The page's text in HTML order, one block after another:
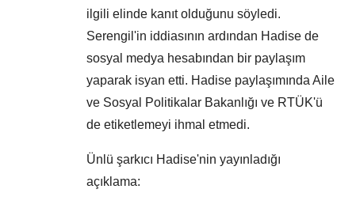
ilgili elinde kanıt olduğunu söyledi.
Serengil'in iddiasının ardından Hadise de
sosyal medya hesabından bir paylaşım
yaparak isyan etti. Hadise paylaşımında Aile
ve Sosyal Politikalar Bakanlığı ve RTÜK'ü
de etiketlemeyi ihmal etmedi.
Ünlü şarkıcı Hadise'nin yayınladığı
açıklama: